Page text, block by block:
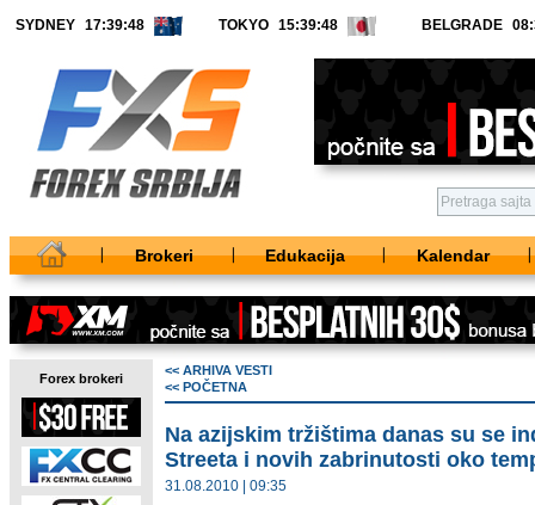
SYDNEY TOKYO BELGRADE
Brokeri Edukacija Kalendar
Forex brokeri
<< ARHIVA VESTI
<< POČETNA
Na azijskim tržištima danas su se
Streeta i novih zabrinutosti oko
31.08.2010 | 09:35